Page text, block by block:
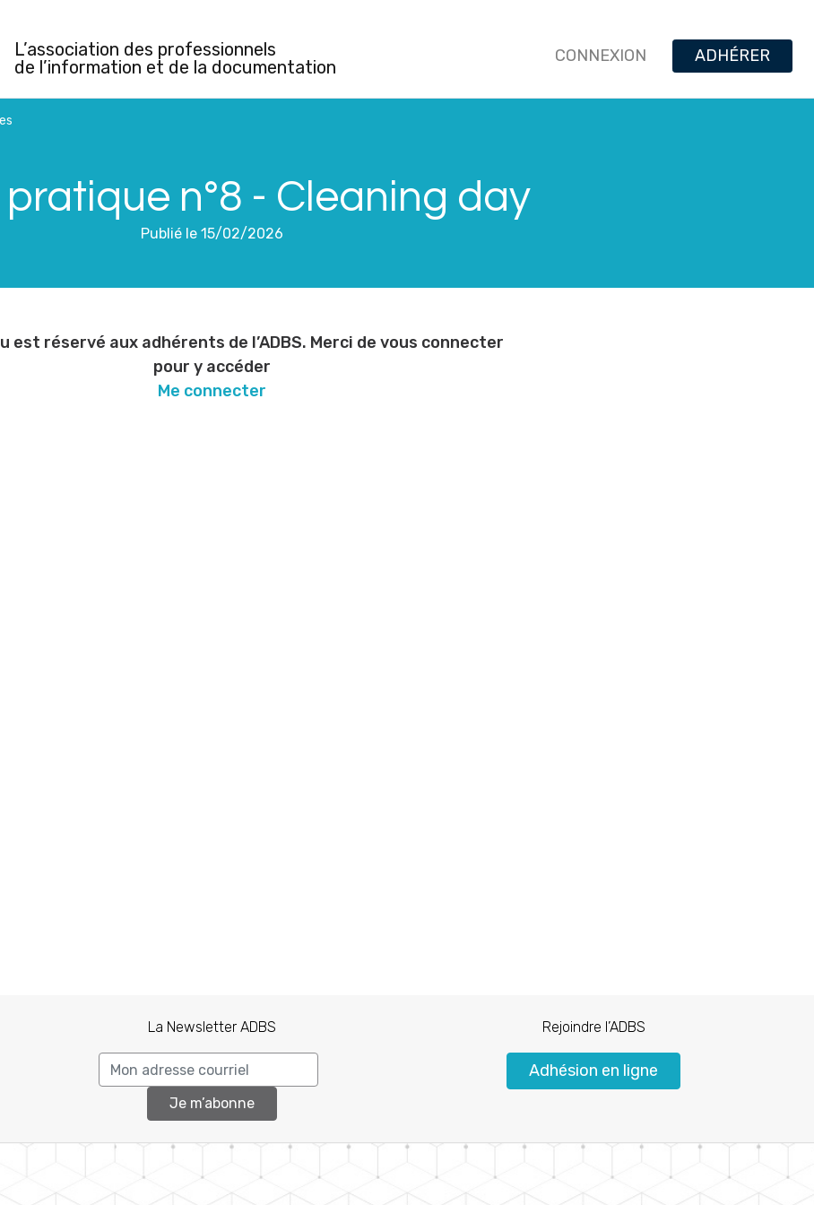
L’association des professionnels
de l’information et de la documentation
CONNEXION ADHÉRER
pratique n°8 - Cleaning day
Publié le 15/02/2026
est réservé aux adhérents de l’ADBS. Merci de vous connecter
pour y accéder
Me connecter
La Newsletter ADBS
Je m’abonne
Rejoindre l’ADBS
Adhésion en ligne